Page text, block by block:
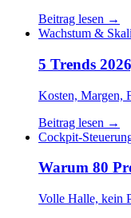
Beitrag lesen →
Wachstum &
5 Trends
Kosten, Margen,
Beitrag lesen →
Cockpit-
Warum 80
Volle Halle, kein